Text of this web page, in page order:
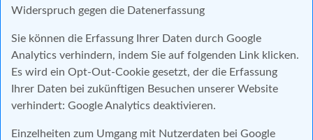
Widerspruch gegen die Datenerfassung
Sie können die Erfassung Ihrer Daten durch Google
Analytics verhindern, indem Sie auf folgenden Link klicken.
Es wird ein Opt-Out-Cookie gesetzt, der die Erfassung
Ihrer Daten bei zukünftigen Besuchen unserer Website
verhindert: Google Analytics deaktivieren.
Einzelheiten zum Umgang mit Nutzerdaten bei Google